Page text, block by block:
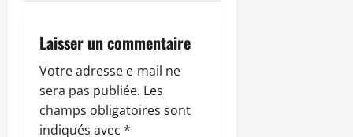
n
d
’
Laisser un commentaire
Votre adresse e-mail ne
sera pas publiée. Les
champs obligatoires sont
indiqués avec *